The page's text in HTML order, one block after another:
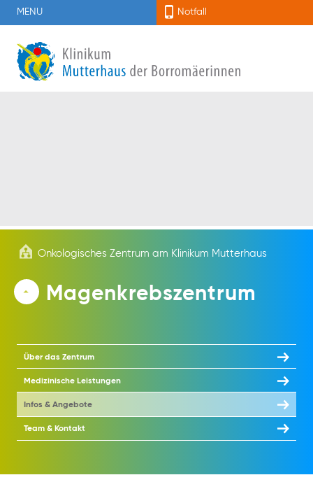
MENU Notfall
Onkologisches Zentrum am Klinikum Mutterhaus
Magenkrebszentrum
Über das Zentrum
Medizinische Leistungen
Infos & Angebote
Team & Kontakt